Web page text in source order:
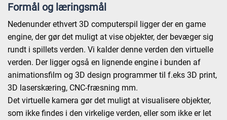
Formål og læringsmål
Nedenunder ethvert 3D computerspil ligger der en game
engine, der gør det muligt at vise objekter, der bevæger sig
rundt i spillets verden. Vi kalder denne verden den virtuelle
verden. Der ligger også en lignende engine i bunden af
animationsfilm og 3D design programmer til f.eks 3D print,
3D laserskæring, CNC-fræsning mm.
Det virtuelle kamera gør det muligt at visualisere objekter,
som ikke findes i den virkelige verden, eller som ikke er let